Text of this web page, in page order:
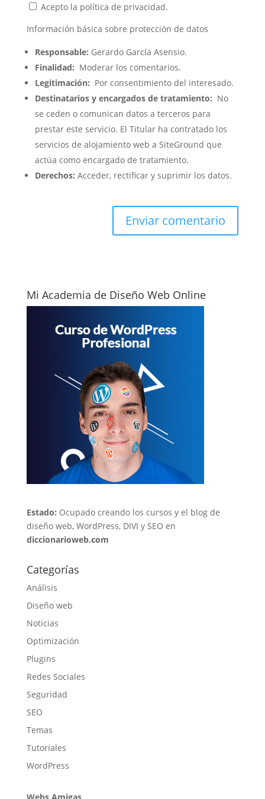
Acepto la política de privacidad.
Información básica sobre protección de datos
Responsable: Gerardo García Asensio.
Finalidad: Moderar los comentarios.
Legitimación: Por consentimiento del interesado.
Destinatarios y encargados de tratamiento: No
se ceden o comunican datos a terceros para
prestar este servicio. El Titular ha contratado los
servicios de alojamiento web a SiteGround que
actúa como encargado de tratamiento.
Derechos: Acceder, rectificar y suprimir los datos.
Mi Academia de Diseño Web Online
Estado: Ocupado creando los cursos y el blog de
diseño web, WordPress, DIVI y SEO en
diccionarioweb.com
Categorías
Análisis
Diseño web
Noticias
Optimización
Plugins
Redes Sociales
Seguridad
SEO
Temas
Tutoriales
WordPress